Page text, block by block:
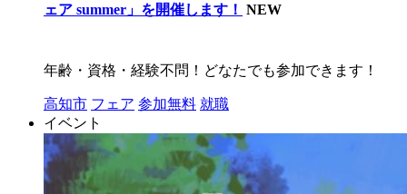
ェア summer」を開催します！ NEW
年齢・資格・経験不問！どなたでも参加できます！
高知市 フェア 参加無料 就職
イベント